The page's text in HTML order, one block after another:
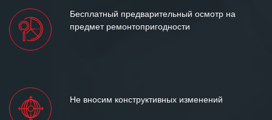
Бесплатный предварительный осмотр на
предмет ремонтопригодности
Не вносим конструктивных изменений